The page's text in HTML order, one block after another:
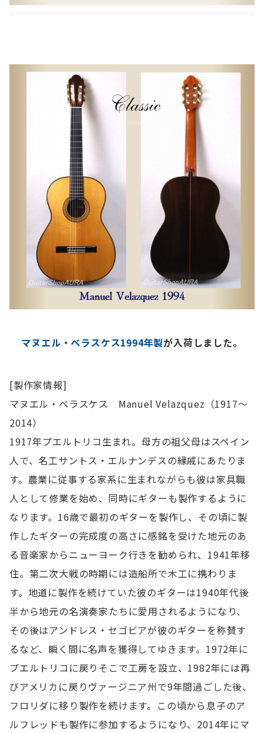
マヌエル・ベラスケス1994年製が入荷しました。
[製作家情報]
マヌエル・ベラスケス Manuel Velazquez（1917～
2014）
1917年プエルトリコ生まれ。母方の祖父母はスペイン
人で、名工サントス・エルナンデスの縁戚にあたりま
す。農業に従事する家系に生まれながらも彼は家具職
人として修業を始め、同時にギターも製作するように
なります。16歳で最初のギターを製作し、その頃に製
作したギターの完成度の高さに感銘を受けた地元のあ
る音楽家からニューヨーク行きを勧められ、1941年移
住。第二次大戦の時期には造船所で木工に携わりま
す。地道に製作を続けていた彼のギターは1940年代後
半から地元の名演奏家たちに愛用されるようになり、
その後はアンドレス・セゴビアが彼のギターを称賛す
るなど、瞬く間に名声を獲得してゆきます。1972年に
プエルトリコに戻りそこで工房を設立、1982年には再
びアメリカに戻りヴァージニア州で9年間過ごした後、
フロリダに移り製作を続けます。この頃から息子のア
ルフレッドも製作に参加するようになり、2014年にマ